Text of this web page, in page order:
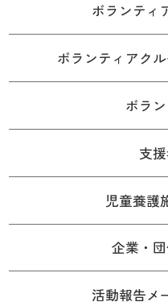
ボランティ
ボランティアク
ボラ
支
児童養護
企業・
活動報告メ